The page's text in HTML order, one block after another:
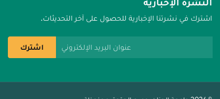
اشترك في نشرتنا الإخبارية للحصول على آخر التحديثات.
اشترك